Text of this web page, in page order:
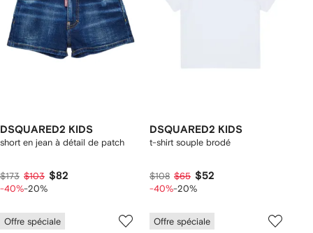
DSQUARED2 KIDS
short en jean à détail de patch
$173 $103 $82
-40%-20%
DSQUARED2 KIDS
t-shirt souple brodé
$108 $65 $52
-40%-20%
Offre spéciale Offre spéciale